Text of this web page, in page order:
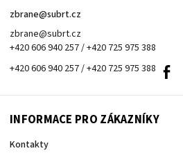
zbrane@subrt.cz
zbrane@subrt.cz
+420 606 940 257 / +420 725 975 388
+420 606 940 257 / +420 725 975 388
INFORMACE PRO ZÁKAZNÍKY
Kontakty